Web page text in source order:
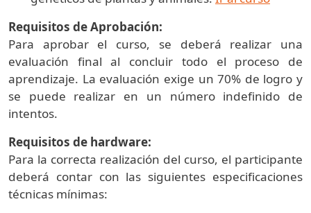
Requisitos de Aprobación:
Para aprobar el curso, se deberá realizar una
evaluación final al concluir todo el proceso de
aprendizaje. La evaluación exige un 70% de logro y
se puede realizar en un número indefinido de
intentos.
Requisitos de hardware:
Para la correcta realización del curso, el participante
deberá contar con las siguientes especificaciones
técnicas mínimas: